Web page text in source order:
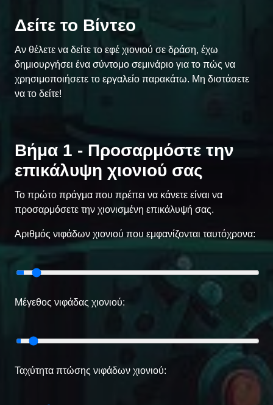
Δείτε το Βίντεο
Αν θέλετε να δείτε το εφέ χιονιού σε δράση, έχω
δημιουργήσει ένα σύντομο σεμινάριο για το πώς να
χρησιμοποιήσετε το εργαλείο παρακάτω. Μη διστάσετε
να το δείτε!
Βήμα 1 - Προσαρμόστε την
επικάλυψη χιονιού σας
Το πρώτο πράγμα που πρέπει να κάνετε είναι να
προσαρμόσετε την χιονισμένη επικάλυψή σας.
Αριθμός νιφάδων χιονιού που εμφανίζονται ταυτόχρονα:
Μέγεθος νιφάδας χιονιού:
Ταχύτητα πτώσης νιφάδων χιονιού: